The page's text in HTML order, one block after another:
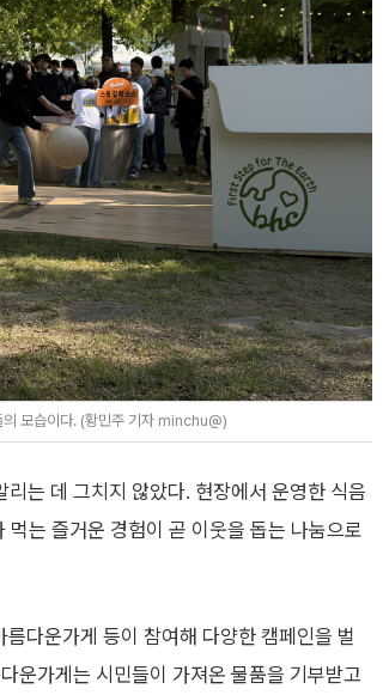
의 모습이다. (황민주 기자 minchu@)
는 데 그치지 않았다. 현장에서 운영한 식음
는 즐거운 경험이 곧 이웃을 돕는 나눔으로
다운가게 등이 참여해 다양한 캠페인을 벌
운가게는 시민들이 가져온 물품을 기부받고